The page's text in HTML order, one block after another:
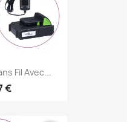
Fil Avec...
€